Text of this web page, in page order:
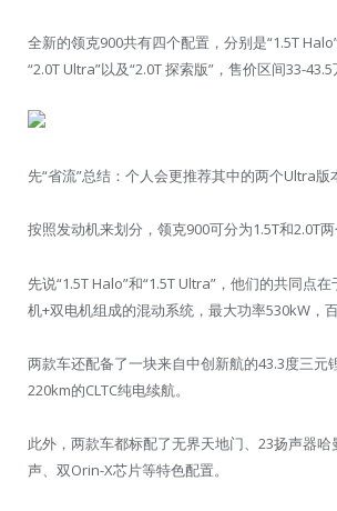
全新的领克900共有四个配置，分别是“1.5T Halo”
“2.0T Ultra”以及“2.0T 探索版”，售价区间33-43.5
先“省流”总结：个人会更推荐其中的两个Ultra版
按照发动机来划分，领克900可分为1.5T和2.0T两
先说“1.5T Halo”和“1.5T Ultra”，他们的共同点
机+双电机组成的混动系统，最大功率530kW，
两款车还配备了一块来自中创新航的43.3度三元
220km的CLTC纯电续航。
此外，两款车都标配了无界天地门、23扬声器
声、双Orin-X芯片等特色配置。